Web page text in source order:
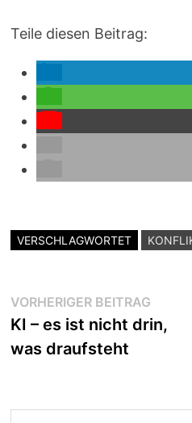
Teile diesen Beitrag:
VERSCHLAGWORTET
VORHERIGER BEITRAG
KI – es ist nicht drin,
was draufsteht